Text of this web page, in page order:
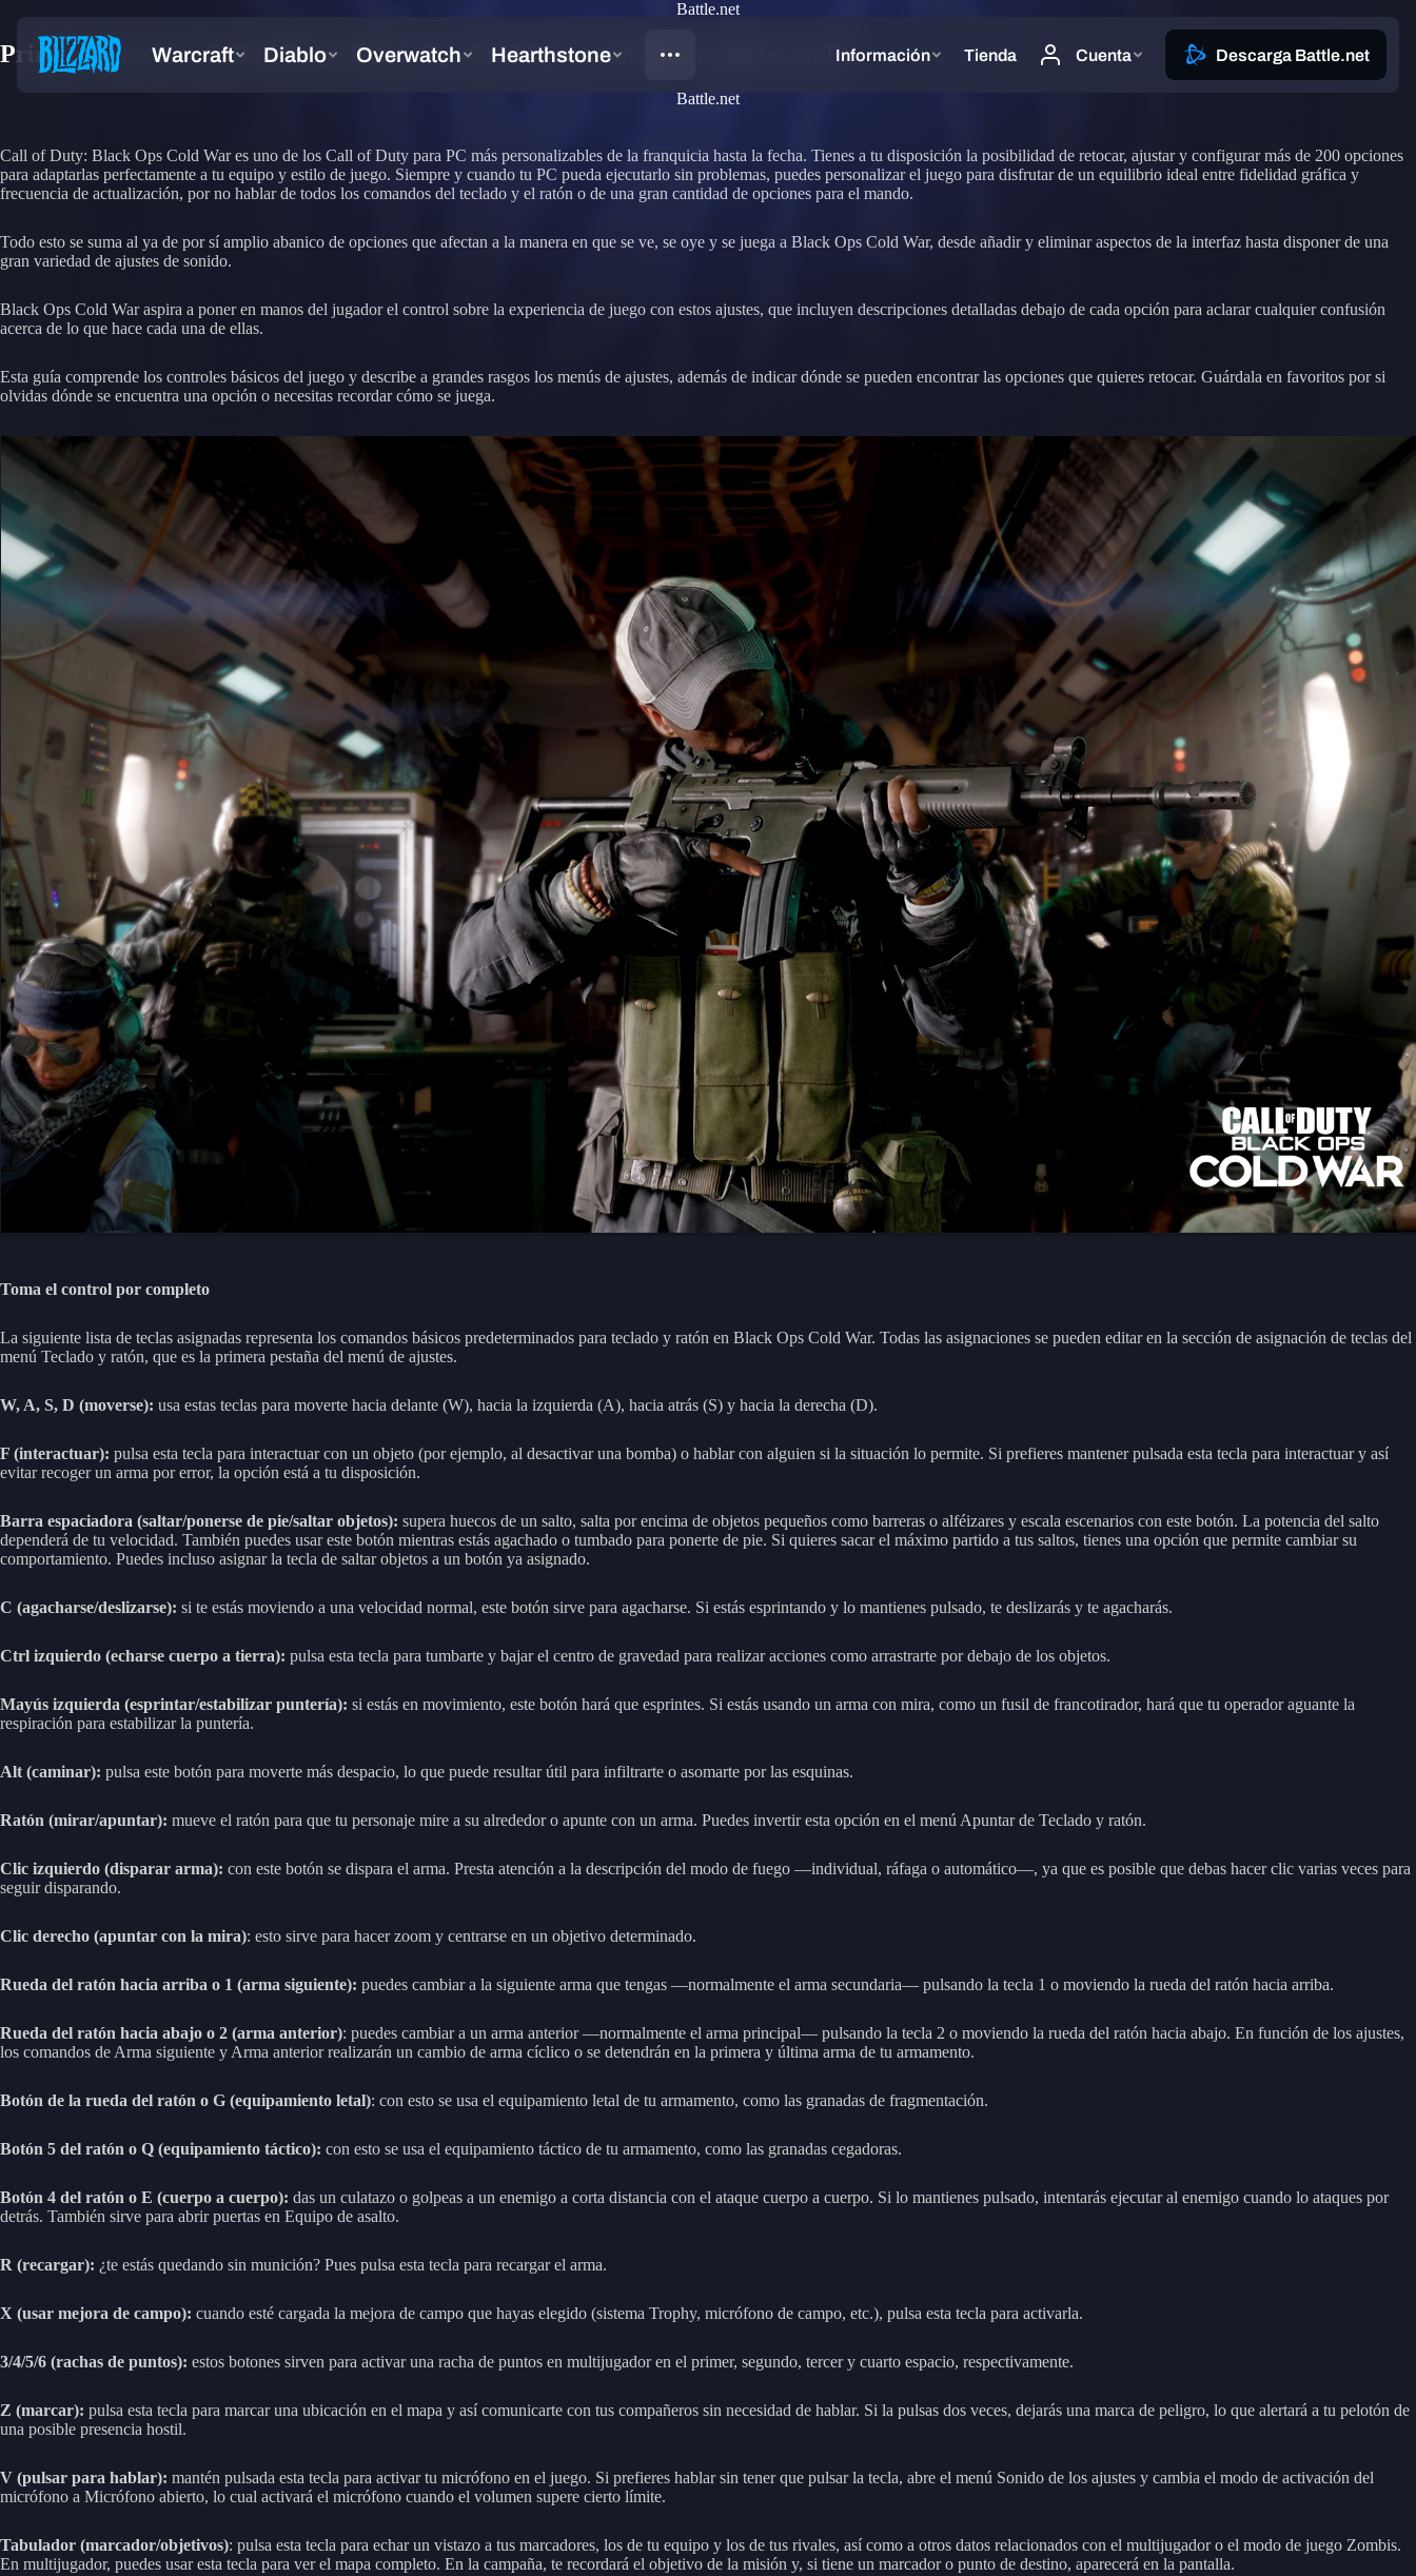
Battle.net
Primeros pasos en Call of Duty: Black Ops Cold War: controles y ajustes en PC
Battle.net
Call of Duty: Black Ops Cold War es uno de los Call of Duty para PC más personalizables de la franquicia hasta la fecha. Tienes a tu disposición la posibilidad de retocar, ajustar y configurar más de 200 opciones
para adaptarlas perfectamente a tu equipo y estilo de juego. Siempre y cuando tu PC pueda ejecutarlo sin problemas, puedes personalizar el juego para disfrutar de un equilibrio ideal entre fidelidad gráfica y
frecuencia de actualización, por no hablar de todos los comandos del teclado y el ratón o de una gran cantidad de opciones para el mando.
Todo esto se suma al ya de por sí amplio abanico de opciones que afectan a la manera en que se ve, se oye y se juega a Black Ops Cold War, desde añadir y eliminar aspectos de la interfaz hasta disponer de una
gran variedad de ajustes de sonido.
Black Ops Cold War aspira a poner en manos del jugador el control sobre la experiencia de juego con estos ajustes, que incluyen descripciones detalladas debajo de cada opción para aclarar cualquier confusión
acerca de lo que hace cada una de ellas.
Esta guía comprende los controles básicos del juego y describe a grandes rasgos los menús de ajustes, además de indicar dónde se pueden encontrar las opciones que quieres retocar. Guárdala en favoritos por si
olvidas dónde se encuentra una opción o necesitas recordar cómo se juega.
Toma el control por completo
La siguiente lista de teclas asignadas representa los comandos básicos predeterminados para teclado y ratón en Black Ops Cold War. Todas las asignaciones se pueden editar en la sección de asignación de teclas del
menú Teclado y ratón, que es la primera pestaña del menú de ajustes.
W, A, S, D (moverse): usa estas teclas para moverte hacia delante (W), hacia la izquierda (A), hacia atrás (S) y hacia la derecha (D).
F (interactuar): pulsa esta tecla para interactuar con un objeto (por ejemplo, al desactivar una bomba) o hablar con alguien si la situación lo permite. Si prefieres mantener pulsada esta tecla para interactuar y así
evitar recoger un arma por error, la opción está a tu disposición.
Barra espaciadora (saltar/ponerse de pie/saltar objetos): supera huecos de un salto, salta por encima de objetos pequeños como barreras o alféizares y escala escenarios con este botón. La potencia del salto
dependerá de tu velocidad. También puedes usar este botón mientras estás agachado o tumbado para ponerte de pie. Si quieres sacar el máximo partido a tus saltos, tienes una opción que permite cambiar su
comportamiento. Puedes incluso asignar la tecla de saltar objetos a un botón ya asignado.
C (agacharse/deslizarse): si te estás moviendo a una velocidad normal, este botón sirve para agacharse. Si estás esprintando y lo mantienes pulsado, te deslizarás y te agacharás.
Ctrl izquierdo (echarse cuerpo a tierra): pulsa esta tecla para tumbarte y bajar el centro de gravedad para realizar acciones como arrastrarte por debajo de los objetos.
Mayús izquierda (esprintar/estabilizar puntería): si estás en movimiento, este botón hará que esprintes. Si estás usando un arma con mira, como un fusil de francotirador, hará que tu operador aguante la
respiración para estabilizar la puntería.
Alt (caminar): pulsa este botón para moverte más despacio, lo que puede resultar útil para infiltrarte o asomarte por las esquinas.
Ratón (mirar/apuntar): mueve el ratón para que tu personaje mire a su alrededor o apunte con un arma. Puedes invertir esta opción en el menú Apuntar de Teclado y ratón.
Clic izquierdo (disparar arma): con este botón se dispara el arma. Presta atención a la descripción del modo de fuego —individual, ráfaga o automático—, ya que es posible que debas hacer clic varias veces para
seguir disparando.
Clic derecho (apuntar con la mira): esto sirve para hacer zoom y centrarse en un objetivo determinado.
Rueda del ratón hacia arriba o 1 (arma siguiente): puedes cambiar a la siguiente arma que tengas —normalmente el arma secundaria— pulsando la tecla 1 o moviendo la rueda del ratón hacia arriba.
Rueda del ratón hacia abajo o 2 (arma anterior): puedes cambiar a un arma anterior —normalmente el arma principal— pulsando la tecla 2 o moviendo la rueda del ratón hacia abajo. En función de los ajustes,
los comandos de Arma siguiente y Arma anterior realizarán un cambio de arma cíclico o se detendrán en la primera y última arma de tu armamento.
Botón de la rueda del ratón o G (equipamiento letal): con esto se usa el equipamiento letal de tu armamento, como las granadas de fragmentación.
Botón 5 del ratón o Q (equipamiento táctico): con esto se usa el equipamiento táctico de tu armamento, como las granadas cegadoras.
Botón 4 del ratón o E (cuerpo a cuerpo): das un culatazo o golpeas a un enemigo a corta distancia con el ataque cuerpo a cuerpo. Si lo mantienes pulsado, intentarás ejecutar al enemigo cuando lo ataques por
detrás. También sirve para abrir puertas en Equipo de asalto.
R (recargar): ¿te estás quedando sin munición? Pues pulsa esta tecla para recargar el arma.
X (usar mejora de campo): cuando esté cargada la mejora de campo que hayas elegido (sistema Trophy, micrófono de campo, etc.), pulsa esta tecla para activarla.
3/4/5/6 (rachas de puntos): estos botones sirven para activar una racha de puntos en multijugador en el primer, segundo, tercer y cuarto espacio, respectivamente.
Z (marcar): pulsa esta tecla para marcar una ubicación en el mapa y así comunicarte con tus compañeros sin necesidad de hablar. Si la pulsas dos veces, dejarás una marca de peligro, lo que alertará a tu pelotón de
una posible presencia hostil.
V (pulsar para hablar): mantén pulsada esta tecla para activar tu micrófono en el juego. Si prefieres hablar sin tener que pulsar la tecla, abre el menú Sonido de los ajustes y cambia el modo de activación del
micrófono a Micrófono abierto, lo cual activará el micrófono cuando el volumen supere cierto límite.
Tabulador (marcador/objetivos): pulsa esta tecla para echar un vistazo a tus marcadores, los de tu equipo y los de tus rivales, así como a otros datos relacionados con el multijugador o el modo de juego Zombis.
En multijugador, puedes usar esta tecla para ver el mapa completo. En la campaña, te recordará el objetivo de la misión y, si tiene un marcador o punto de destino, aparecerá en la pantalla.